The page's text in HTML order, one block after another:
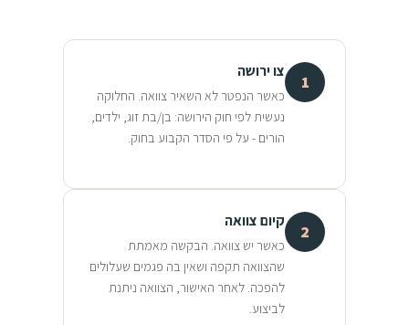
1
צו ירושה
כאשר הנפטר לא השאיר צוואה. החלוקה
נעשית לפי חוק הירושה: בן/בת זוג, ילדים,
הורים - על פי הסדר הקבוע בחוק.
2
קיום צוואה
כאשר יש צוואה. הבקשה מאמתת
שהצוואה תקפה ושאין בה פגמים שעלולים
להפכה. לאחר האישור, הצוואה ניתנת
לביצוע.